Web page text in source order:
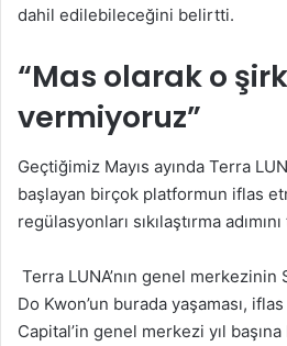
dahil edilebileceğini belirtti.
“Mas olarak o
vermiyoruz”
Geçtiğimiz Mayıs ayında Terra
başlayan birçok platformun iflas
regülasyonları sıkılaştırma
Terra LUNA’nın genel merkezinin
Do Kwon’un burada yaşaması,
Capital’in genel merkezi yıl